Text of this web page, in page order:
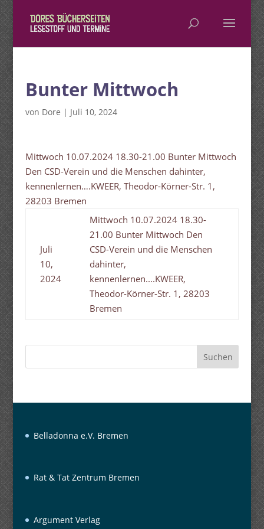
Bunter Mittwoch
von Dore | Juli 10, 2024
Mittwoch 10.07.2024 18.30-21.00 Bunter Mittwoch
Den CSD-Verein und die Menschen dahinter,
kennenlernen….KWEER, Theodor-Körner-Str. 1,
28203 Bremen
Juli
10,
2024
Mittwoch 10.07.2024 18.30-
21.00 Bunter Mittwoch Den
CSD-Verein und die Menschen
dahinter,
kennenlernen....KWEER,
Theodor-Körner-Str. 1, 28203
Bremen
Suchen
Belladonna e.V. Bremen
Rat & Tat Zentrum Bremen
Argument Verlag